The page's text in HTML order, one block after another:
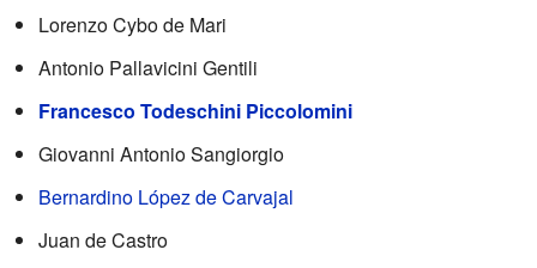
Lorenzo Cybo de Mari
Antonio Pallavicini Gentili
Francesco Todeschini Piccolomini
Giovanni Antonio Sangiorgio
Bernardino López de Carvajal
Juan de Castro